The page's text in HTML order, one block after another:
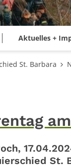
Aktuelles +
St. Barbara
St.